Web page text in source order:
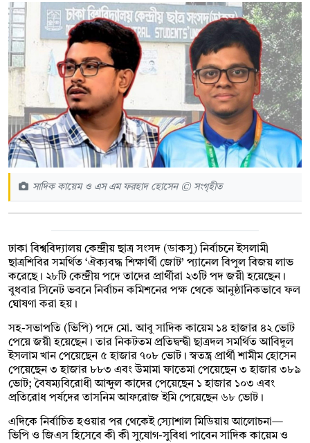
সাদিক কায়েম ও এস এম ফরহাদ হোসেন © সংগৃহীত
ঢাকা বিশ্ববিদ্যালয় কেন্দ্রীয় ছাত্র সংসদ (ডাকসু) নির্বাচনে ইসলামী
ছাত্রশিবির সমর্থিত ‘ঐক্যবদ্ধ শিক্ষার্থী জোট’ প্যানেল বিপুল বিজয় লাভ
করেছে। ২৮টি কেন্দ্রীয় পদে তাদের প্রার্থীরা ২৩টি পদ জয়ী হয়েছেন।
বুধবার সিনেট ভবনে নির্বাচন কমিশনের পক্ষ থেকে আনুষ্ঠানিকভাবে ফল
ঘোষণা করা হয়।
সহ-সভাপতি (ভিপি) পদে মো. আবু সাদিক কায়েম ১৪ হাজার ৪২ ভোট
পেয়ে জয়ী হয়েছেন। তার নিকটতম প্রতিদ্বন্দ্বী ছাত্রদল সমর্থিত আবিদুল
ইসলাম খান পেয়েছেন ৫ হাজার ৭০৮ ভোট। স্বতন্ত্র প্রার্থী শামীম হোসেন
পেয়েছেন ৩ হাজার ৮৮৩ এবং উমামা ফাতেমা পেয়েছেন ৩ হাজার ৩৮৯
ভোট; বৈষম্যবিরোধী আব্দুল কাদের পেয়েছেন ১ হাজার ১০৩ এবং
প্রতিরোধ পর্ষদের তাসনিম আফরোজ ইমি পেয়েছেন ৬৮ ভোট।
এদিকে নির্বাচিত হওয়ার পর থেকেই স্যোশাল মিডিয়ায় আলোচনা—
ভিপি ও জিএস হিসেবে কী কী সুযোগ-সুবিধা পাবেন সাদিক কায়েম ও